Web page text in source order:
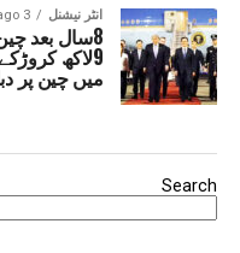
انٹر نیشنل 3 months ago
8سال بعد
9لاکھ
میں چین پر
Search